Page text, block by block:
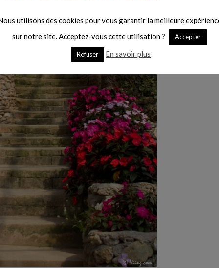
utilisons des cookies pour vous garantir la meilleure
sur notre site. Acceptez-vous cette utilisation ?
Accepter
Refuser En savoir plus